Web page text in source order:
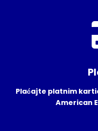
Plaćajte platnim
American